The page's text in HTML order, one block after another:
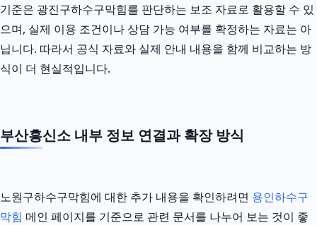
기준은 광진구하수구막힘를 판단하는 보조 자료로 활용할 수 있
으며, 실제 이용 조건이나 상담 가능 여부를 확정하는 자료는 아
닙니다. 따라서 공식 자료와 실제 안내 내용을 함께 비교하는 방
식이 더 현실적입니다.
부산흥신소 내부 정보 연결과 확장 방식
노원구하수구막힘에 대한 추가 내용을 확인하려면 용인하수구
막힘 메인 페이지를 기준으로 관련 문서를 나누어 보는 것이 좋